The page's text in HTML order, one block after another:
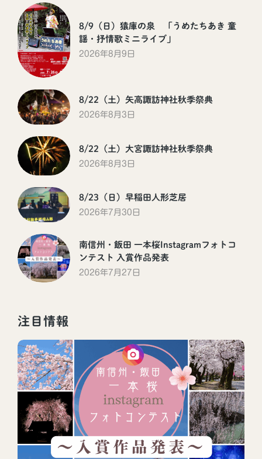
8/9（日）猿庫の泉 「うめたちあき 童
謡・抒情歌ミニライブ」
2026年8月9日
8/22（土）矢高諏訪神社秋季祭典
2026年8月3日
8/22（土）大宮諏訪神社秋季祭典
2026年8月3日
8/23（日）早稲田人形芝居
2026年7月30日
南信州・飯田 一本桜Instagramフォトコ
ンテスト 入賞作品発表
2026年7月27日
注目情報